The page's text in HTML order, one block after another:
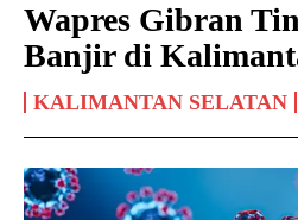
Wapres Gibran
Banjir di
KALIMANTAN SELATAN